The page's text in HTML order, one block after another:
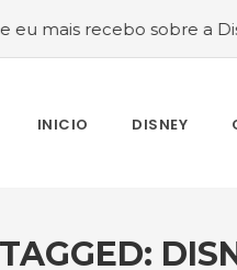
sobre a Disney (e
INICIO DISNEY